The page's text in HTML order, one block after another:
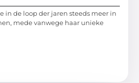
in de loop der jaren steeds meer in
mede vanwege haar unieke